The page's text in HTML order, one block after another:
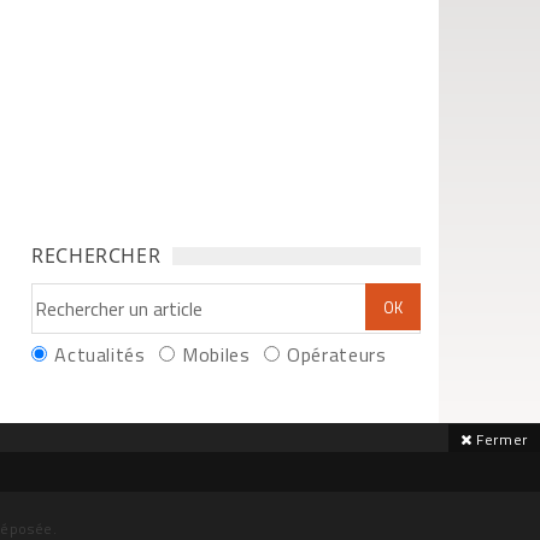
RECHERCHER
Actualités Mobiles Opérateurs
Fermer